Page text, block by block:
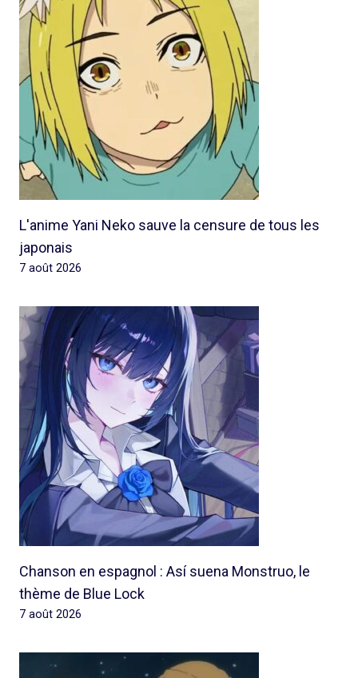
L'anime Yani Neko sauve la censure de tous les
japonais
7 août 2026
Chanson en espagnol : Así suena Monstruo, le
thème de Blue Lock
7 août 2026